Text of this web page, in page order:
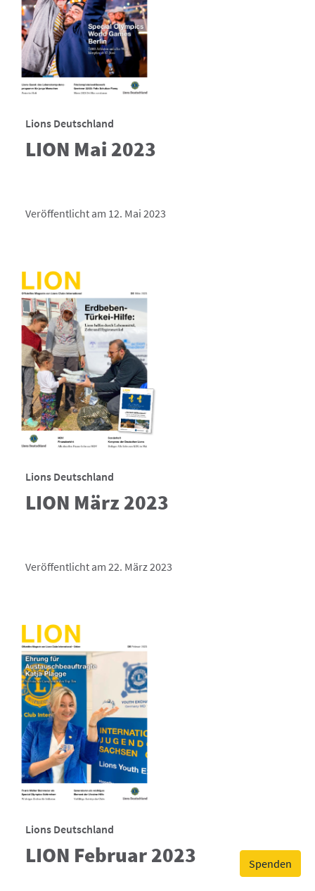
Spenden
Lions Deutschland
LION Mai 2023
Veröffentlicht am 12. Mai 2023
Lions Deutschland
LION März 2023
Veröffentlicht am 22. März 2023
Lions Deutschland
LION Februar 2023